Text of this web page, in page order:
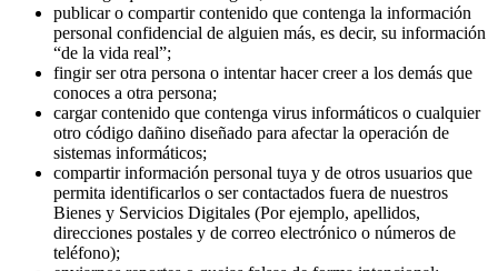
publicar o compartir contenido que contenga la información
personal confidencial de alguien más, es decir, su información
“de la vida real”;
fingir ser otra persona o intentar hacer creer a los demás que
conoces a otra persona;
cargar contenido que contenga virus informáticos o cualquier
otro código dañino diseñado para afectar la operación de
sistemas informáticos;
compartir información personal tuya y de otros usuarios que
permita identificarlos o ser contactados fuera de nuestros
Bienes y Servicios Digitales (Por ejemplo, apellidos,
direcciones postales y de correo electrónico o números de
teléfono);